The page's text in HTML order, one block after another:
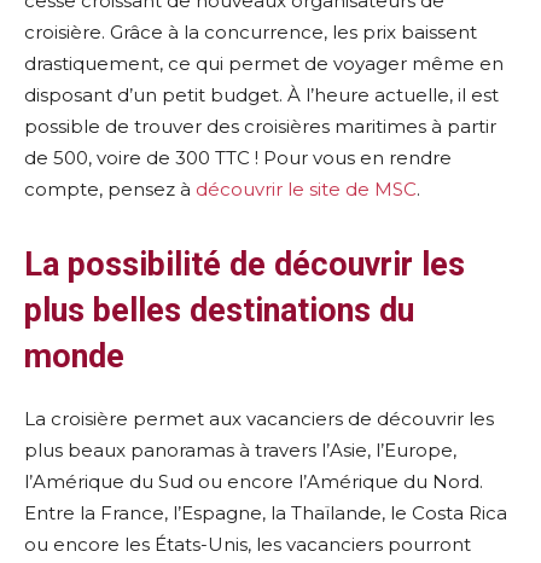
croisière. Grâce à la concurrence, les prix baissent
drastiquement, ce qui permet de voyager même en
disposant d’un petit budget. À l’heure actuelle, il est
possible de trouver des croisières maritimes à partir
de 500, voire de 300 TTC ! Pour vous en rendre
compte, pensez à découvrir le site de MSC.
La possibilité de découvrir les
plus belles destinations du
monde
La croisière permet aux vacanciers de découvrir les
plus beaux panoramas à travers l’Asie, l’Europe,
l’Amérique du Sud ou encore l’Amérique du Nord.
Entre la France, l’Espagne, la Thaïlande, le Costa Rica
ou encore les États-Unis, les vacanciers pourront